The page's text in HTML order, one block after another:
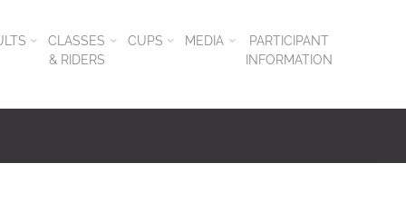
CLASSES
& RIDERS
CUPS MEDIA
PARTICIPANT
INFORMATION